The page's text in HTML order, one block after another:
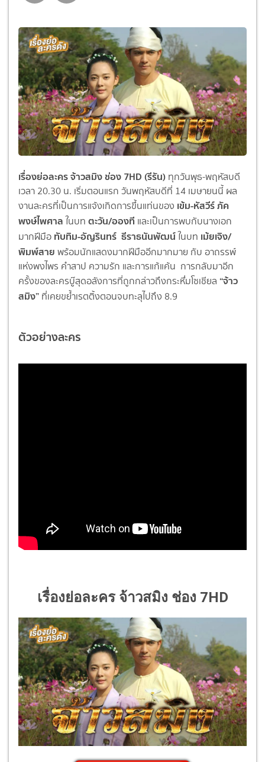
เรื่องย่อละคร จ้าวสมิง ช่อง 7HD (รีรัน) ทุกวันพุธ-พฤหัสบดี
เวลา 20.30 น. เริ่มตอนแรก วันพฤหัสบดีที่ 14 เมษายนนี้ ผล
งานละครที่เป็นการแจ้งเกิดการขึ้นแท่นของ เข้ม-หัสวีร์ ภัค
พงษ์ไพศาลในบท ตะวัน/อองที และเป็นการพบกับนางเอก
มากฝีมือ ทับทิม-อัญรินทร์ ธีราธนันพัฒน์ในบท เม้ยเจิง/
พิมพ์สาย พร้อมนักแสดงมากฝีมืออีกมากมาย กับ อาถรรพ์
แห่งพงไพร คำสาป ความรัก และการแก้แค้น การกลับมาอีก
ครั้งของละครบู๊สุดอลังการที่ถูกกล่าวถึงกระหึ่มโซเชียล “จ้าว
สมิง” ที่เคยขย้ำเรตติ้งตอนจบทะลุไปถึง 8.9
ตัวอย่างละคร
เรื่องย่อละคร จ้าวสมิง ช่อง 7HD